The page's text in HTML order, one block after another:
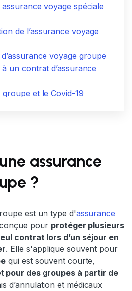
voyage spéciale
de l’assurance voyage
voyage groupe
un contrat d’assurance
groupe et le Covid-19
assurance
?
est un type d'assurance
pour protéger plusieurs
contrat lors d’un séjour en
. Elle s'applique souvent pour
qui est souvent courte,
pour des groupes à partir de
d’annulation et médicaux